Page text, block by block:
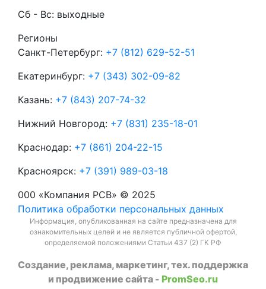
Сб - Вс: выходные
Регионы
Санкт-Петербург: +7 (812) 629-52-51
Екатеринбург: +7 (343) 302-09-82
Казань: +7 (843) 207-74-32
Нижний Новгород: +7 (831) 235-18-01
Краснодар: +7 (861) 204-22-15
Красноярск: +7 (391) 989-03-18
000 «Компания РСВ» © 2025
Политика обработки персональных данных
Информация, опубликованная на сайте предназначена для
ознакомительных целей и не является публичной офертой,
определяемой положениями Статьи 437 (2) ГК РФ
Создание, реклама, маркетинг, тех. поддержка
и продвижение сайта - PromSeo.ru